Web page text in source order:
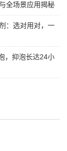
全场景应用揭秘
：选对用对，一
，抑泡长达24小